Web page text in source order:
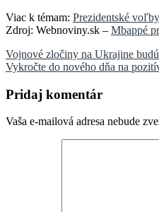
Viac k témam: Prezidentské
Zdroj: Webnoviny.sk – Mbappé
Navigácia
v
článku
Vojnové zločiny na Ukrajine
Vykročte do nového dňa na
Pridaj komentár
Vaša e-mailová adresa nebude